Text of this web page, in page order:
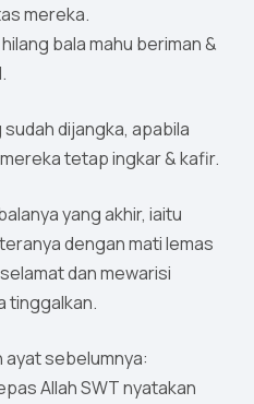
mereka.
bala mahu beriman &
dijangka, apabila
tetap ingkar & kafir.
yang akhir, iaitu
dengan mati lemas
dan mewarisi
tinggalkan.
sebelumnya:
Allah SWT nyatakan